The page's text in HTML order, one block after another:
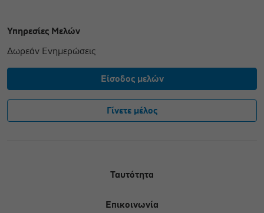
Υπηρεσίες Μελών
Δωρεάν Ενημερώσεις
Είσοδος μελών
Γίνετε μέλος
Ταυτότητα
Επικοινωνία